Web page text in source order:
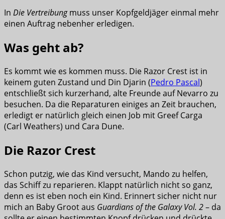
In Die Vertreibungmuss unser Kopfgeldjäger einmal mehr
einen Auftrag nebenher erledigen.
Was geht ab?
Es kommt wie es kommen muss. Die Razor Crest ist in
keinem guten Zustand und Din Djarin (Pedro Pascal)
entschließt sich kurzerhand, alte Freunde auf Nevarro zu
besuchen. Da die Reparaturen einiges an Zeit brauchen,
erledigt er natürlich gleich einen Job mit Greef Carga
(Carl Weathers) und Cara Dune.
Die Razor Crest
Schon putzig, wie das Kind versucht, Mando zu helfen,
das Schiff zu reparieren. Klappt natürlich nicht so ganz,
denn es ist eben noch ein Kind. Erinnert sicher nicht nur
mich an Baby Groot aus Guardians of the Galaxy Vol. 2– da